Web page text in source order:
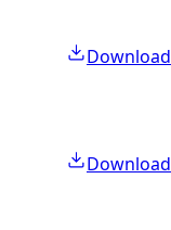
Download
Download